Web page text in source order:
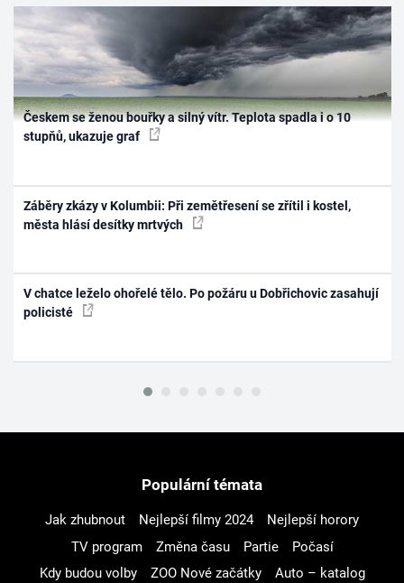
Českem se ženou bouřky a silný vítr. Teplota spadla i o 10
stupňů, ukazuje graf
Záběry zkázy v Kolumbii: Při zemětřesení se zřítil i kostel,
města hlásí desítky mrtvých
V chatce leželo ohořelé tělo. Po požáru u Dobřichovic zasahují
policisté
Populární témata
Jak zhubnout Nejlepší filmy 2024
Nejlepší horory
TV program
Změna času Partie
Počasí
Kdy budou volby
ZOO Nové začátky
Auto – katalog